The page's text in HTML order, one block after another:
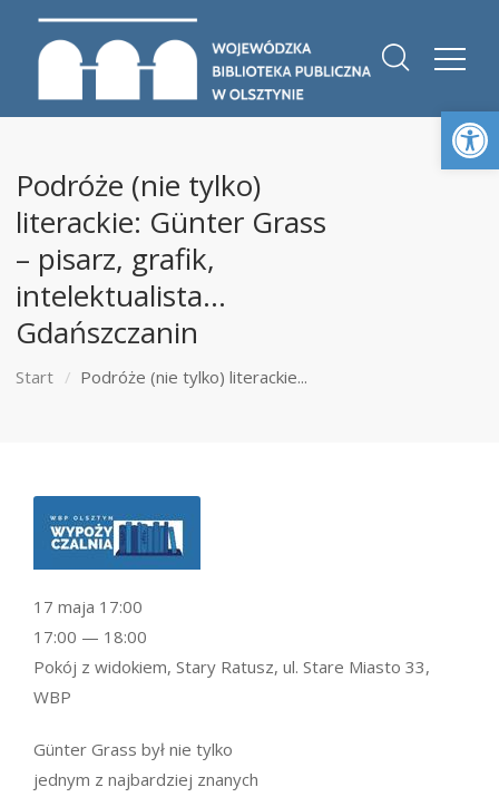
Podróże (nie tylko)
literackie: Günter Grass
– pisarz, grafik,
intelektualista…
Gdańszczanin
Start Podróże (nie tylko) literackie...
Günter Grass był nie tylko
jednym z najbardziej znanych
17 maja 17:00
17:00 — 18:00
Pokój z widokiem, Stary Ratusz, ul. Stare Miasto 33,
WBP